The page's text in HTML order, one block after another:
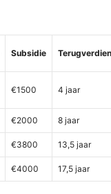
Subsidie
€1500 4 jaar
€2000 8 jaar
€3800 13,5 jaar
€4000 17,5 jaar